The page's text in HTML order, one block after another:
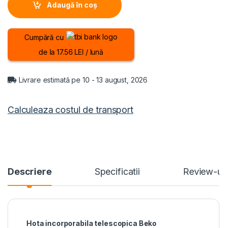
Adaugă în coș
Cumpără cu
de la 17.56 LEI / lună
Livrare estimată pe 10 - 13 august, 2026
Calculeaza costul de transport
Descriere Specificatii Review-uri
Hota incorporabila telescopica Beko